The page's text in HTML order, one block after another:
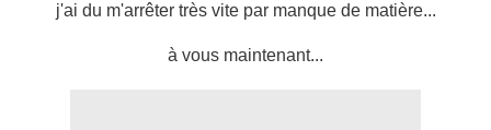
j'ai du m'arrêter très vite par manque de matière...
à vous maintenant...